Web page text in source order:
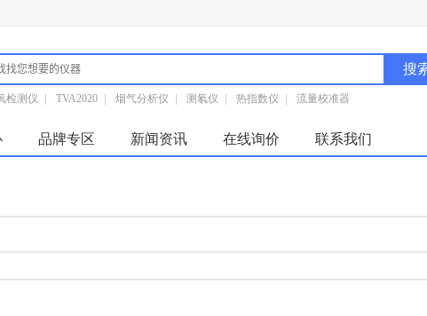
检测仪 TVA2020 烟气分析仪 测氡仪 热指数仪 流量校准器
品牌专区 新闻资讯 在线询价 联系我们